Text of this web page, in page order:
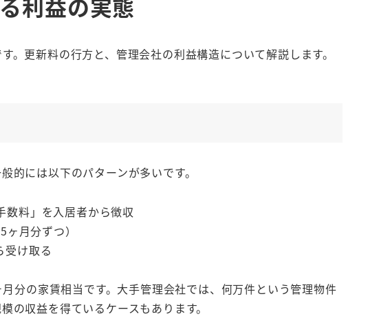
利益の実態
更新料の行方と、管理会社の利益構造について解説します。
的には以下のパターンが多いです。
数料」を入居者から徴収
月分ずつ）
受け取る
分の家賃相当です。大手管理会社では、何万件という管理物件
の収益を得ているケースもあります。